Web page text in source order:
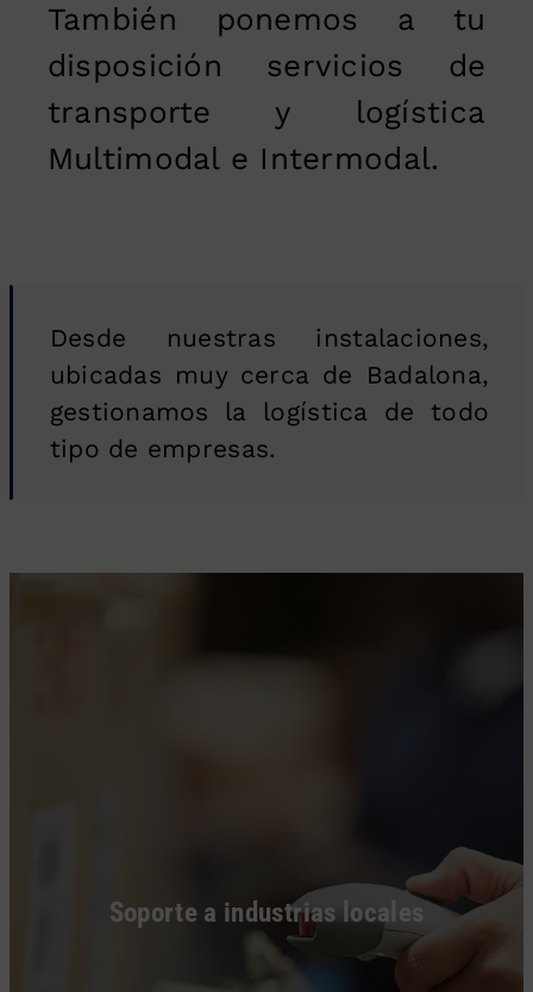
También ponemos a tu
disposición servicios de
transporte y logística
Multimodal e Intermodal.
Desde nuestras instalaciones,
ubicadas muy cerca de Badalona,
gestionamos la logística de todo
tipo de empresas.
Soporte a industrias locales